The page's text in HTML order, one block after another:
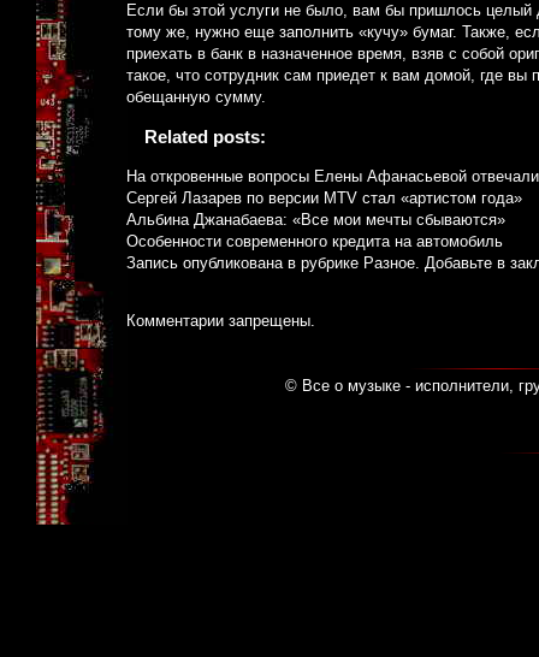
Если бы этой услуги не было, вам бы пришлось целый
тому же, нужно еще заполнить «кучу» бумаг. Также,
приехать в банк в назначенное время, взяв с собой
такое, что сотрудник сам приедет к вам домой, где
обещанную сумму.
Related posts:
На откровенные вопросы Елены Афанасьевой
Сергей Лазарев по версии MTV стал «артистом года»
Альбина Джанабаева: «Все мои мечты сбываются»
Особенности современного кредита на автомобиль
Запись опубликована в рубрике Разное. Добавьте в
Комментарии запрещены.
© Все о музыке - исполнители,